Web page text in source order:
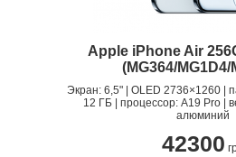
Apple iPhone Air
(MG364/MG1D4/
Экран: 6,5" | OLED 2736×1260 |
12 ГБ | процессор: A19 Pro |
алюминий
42300